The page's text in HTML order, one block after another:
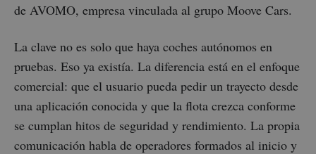
de AVOMO, empresa vinculada al grupo Moove Cars.
La clave no es solo que haya coches autónomos en
pruebas. Eso ya existía. La diferencia está en el enfoque
comercial: que el usuario pueda pedir un trayecto desde
una aplicación conocida y que la flota crezca conforme
se cumplan hitos de seguridad y rendimiento. La propia
comunicación habla de operadores formados al inicio y